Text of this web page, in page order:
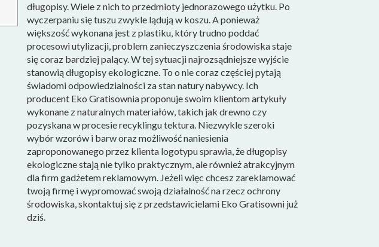
długopisy. Wiele z nich to przedmioty jednorazowego użytku. Po
wyczerpaniu się tuszu zwykle lądują w koszu. A ponieważ
większość wykonana jest z plastiku, który trudno poddać
procesowi utylizacji, problem zanieczyszczenia środowiska staje
się coraz bardziej palący. W tej sytuacji najrozsądniejsze wyjście
stanowią długopisy ekologiczne. To o nie coraz częściej pytają
świadomi odpowiedzialności za stan natury nabywcy. Ich
producent Eko Gratisownia proponuje swoim klientom artykuły
wykonane z naturalnych materiałów, takich jak drewno czy
pozyskana w procesie recyklingu tektura. Niezwykle szeroki
wybór wzorów i barw oraz możliwość naniesienia
zaproponowanego przez klienta logotypu sprawia, że długopisy
ekologiczne stają nie tylko praktycznym, ale również atrakcyjnym
dla firm gadżetem reklamowym. Jeżeli więc chcesz zareklamować
twoją firmę i wypromować swoją działalność na rzecz ochrony
środowiska, skontaktuj się z przedstawicielami Eko Gratisowni już
dziś.